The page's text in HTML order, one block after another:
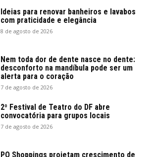
Ideias para renovar banheiros e lavabos
com praticidade e elegância
8 de agosto de 2026
Nem toda dor de dente nasce no dente:
desconforto na mandíbula pode ser um
alerta para o coração
7 de agosto de 2026
2º Festival de Teatro do DF abre
convocatória para grupos locais
7 de agosto de 2026
PO Shoppings projetam crescimento de